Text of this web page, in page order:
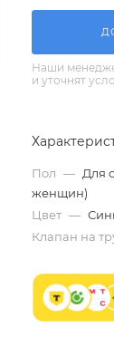
Наши
и уточнят
Пол — Для
женщин)
Цвет —
Клапан на